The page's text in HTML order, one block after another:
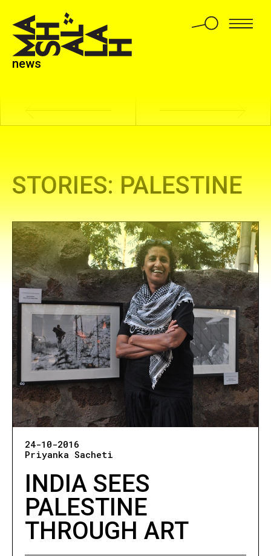
news
An account of the KCK trials — Part 1
STORIES: PALESTINE
24-10-2016
Priyanka Sacheti
INDIA SEES
PALESTINE
THROUGH ART